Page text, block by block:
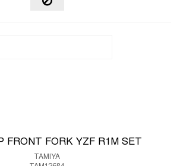
FRONT FORK YZF R1M SET
TAMIYA